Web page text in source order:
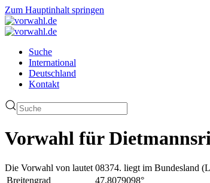
Zum Hauptinhalt springen
Suche
International
Deutschland
Kontakt
Vorwahl für
Die Vorwahl von lautet 08374. liegt im Bundesland
Breitengrad
47.8079098°